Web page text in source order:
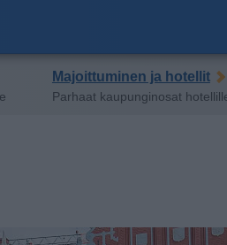
Majoittuminen ja hotellit
Parhaat kaupunginosat